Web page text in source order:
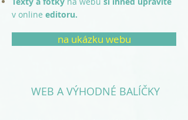
v online editoru.
na ukázku webu
WEB A VÝHODNÉ BALÍČKY